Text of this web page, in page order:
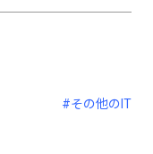
#その他のIT